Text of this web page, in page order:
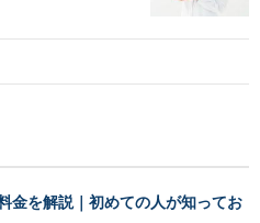
金を解説｜初めての人が知ってお